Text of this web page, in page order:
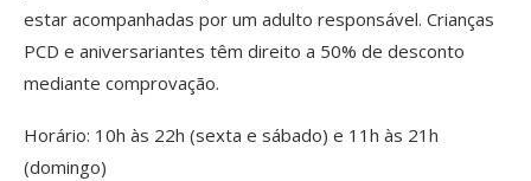
estar acompanhadas por um adulto responsável. Crianças
PCD e aniversariantes têm direito a 50% de desconto
mediante comprovação.
Horário: 10h às 22h (sexta e sábado) e 11h às 21h
(domingo)